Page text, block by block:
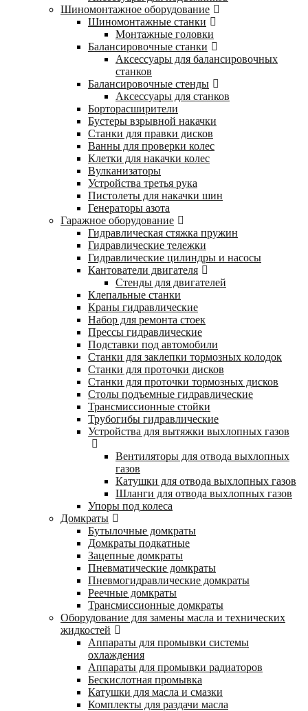
Шиномонтажное оборудование
Шиномонтажные станки
Монтажные головки
Балансировочные станки
Аксессуары для балансировочных
станков
Балансировочные стенды
Аксессуары для станков
Борторасширители
Бустеры взрывной накачки
Станки для правки дисков
Ванны для проверки колес
Клетки для накачки колес
Вулканизаторы
Устройства третья рука
Пистолеты для накачки шин
Генераторы азота
Гаражное оборудование
Гидравлическая стяжка пружин
Гидравлические тележки
Гидравлические цилиндры и насосы
Кантователи двигателя
Стенды для двигателей
Клепальные станки
Краны гидравлические
Набор для ремонта стоек
Прессы гидравлические
Подставки под автомобили
Станки для заклепки тормозных колодок
Станки для проточки дисков
Станки для проточки тормозных дисков
Столы подъемные гидравлические
Трансмиссионные стойки
Трубогибы гидравлические
Устройства для вытяжки выхлопных газов
Вентиляторы для отвода выхлопных
газов
Катушки для отвода выхлопных газов
Шланги для отвода выхлопных газов
Упоры под колеса
Домкраты
Бутылочные домкраты
Домкраты подкатные
Зацепные домкраты
Пневматические домкраты
Пневмогидравлические домкраты
Реечные домкраты
Трансмиссионные домкраты
Оборудование для замены масла и технических
жидкостей
Аппараты для промывки системы
охлаждения
Аппараты для промывки радиаторов
Бескислотная промывка
Катушки для масла и смазки
Комплекты для раздачи масла